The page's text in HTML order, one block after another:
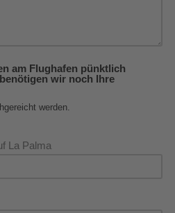
am Flughafen pünktlich
wir noch Ihre
werden.
La Palma